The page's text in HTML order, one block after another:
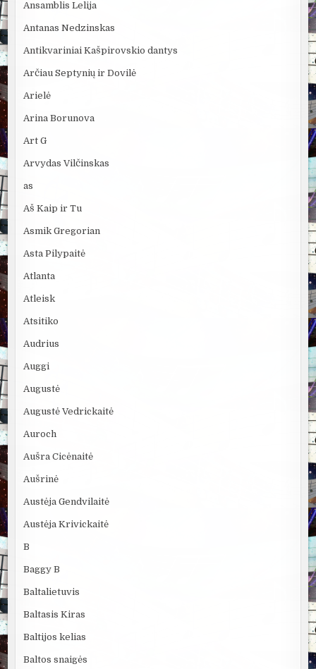
Ansamblis Lelija
Antanas Nedzinskas
Antikvariniai Kašpirovskio dantys
Arčiau Septynių ir Dovilė
Arielė
Arina Borunova
Art G
Arvydas Vilčinskas
as
Aš Kaip ir Tu
Asmik Gregorian
Asta Pilypaitė
Atlanta
Atleisk
Atsitiko
Audrius
Auggi
Augustė
Augustė Vedrickaitė
Auroch
Aušra Cicėnaitė
Aušrinė
Austėja Gendvilaitė
Austėja Krivickaitė
B
Baggy B
Baltalietuvis
Baltasis Kiras
Baltijos kelias
Baltos snaigės